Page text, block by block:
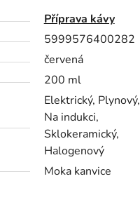
Příprava kávy
5999576400282
červená
200 ml
Elektrický, Plynový,
Na indukci,
Sklokeramický,
Halogenový
Moka kanvice